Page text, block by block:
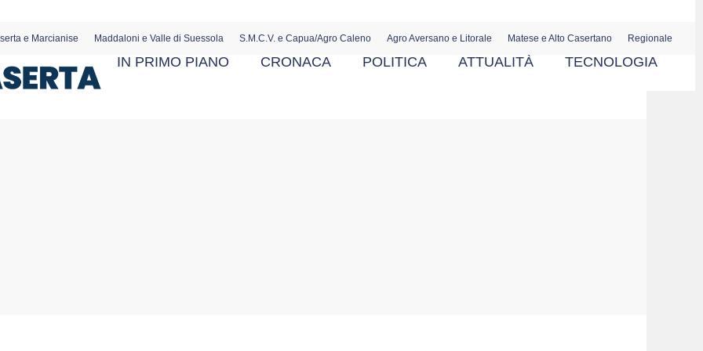
e Marcianise Maddaloni e Valle di Suessola S.M.C.V. e Capua/Agro Caleno Agro Aversano e Litorale Matese e Alto Casertano Regionale
IN PRIMO PIANO CRONACA POLITICA ATTUALITÀ TECNOLOGIA